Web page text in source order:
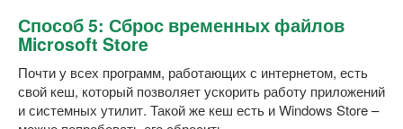
Способ 5: Сброс временных файлов
Microsoft Store
Почти у всех программ, работающих с интернетом, есть
свой кеш, который позволяет ускорить работу приложений
и системных утилит. Такой же кеш есть и Windows Store –